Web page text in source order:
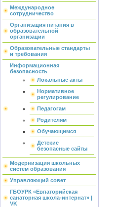
Международное
сотрудничество
Организация питания в
образовательной
организации
Образовательные стандарты
и требования
Информационная
безопасность
Локальные акты
Нормативное
регулирование
Педагогам
Родителям
Обучающимся
Детские
безопасные сайты
Модернизация школьных
систем образования
Управляющий совет
ГБОУРК «Евпаторийская
санаторная школа-интернат» |
VK